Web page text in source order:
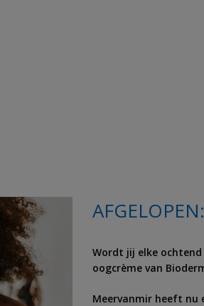
Wordt jij elke
oogcrème van
Meervanmir heeft nu